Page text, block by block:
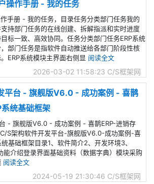
操作手册 - 我的任务
手册 - 我的任务，目录任务分类部门任务我的
持部门任务的在线创建、拆解指派和实时进度
标一致、高效协同。任务分类部门任务ERP系统
部门任务是指软件自动推送给各部门阶段性核
ERP系统模块主界面右侧显 阅读全文
2026-03-02 11:58:23 C/S框架网
平台 - 旗舰版V6.0 - 成功案例 - 喜鹊
统基础框架
- 旗舰版V6.0 - 成功案例 - 喜鹊ERP-进销存
S架构软件开发平台-旗舰版V6.0-成功案例-喜
基础框架目录1、软件简介2、开发环境3、
能介绍登录界面基础资料（数据字典）模块采购
阅读全文
2024-05-19 21:30:46 C/S框架网